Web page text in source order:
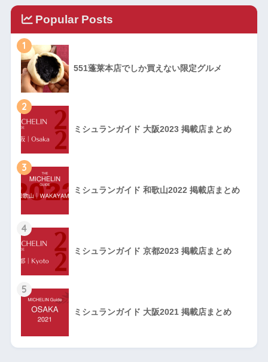
Popular Posts
1
551蓬莱本店でしか買えない限定グルメ
2
ミシュランガイド 大阪2023 掲載店まとめ
3
ミシュランガイド 和歌山2022 掲載店まとめ
4
ミシュランガイド 京都2023 掲載店まとめ
5
ミシュランガイド 大阪2021 掲載店まとめ